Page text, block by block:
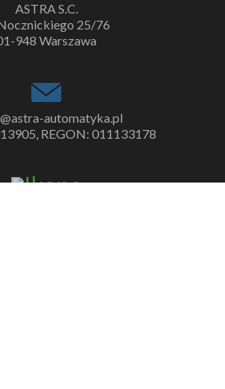
ASTRA S.C.
25/76
948 Warszawa
automatyka.pl
REGON: 011133178